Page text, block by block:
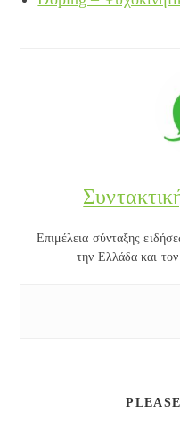
Επιμέλεια σύνταξης
την Ελλάδα και